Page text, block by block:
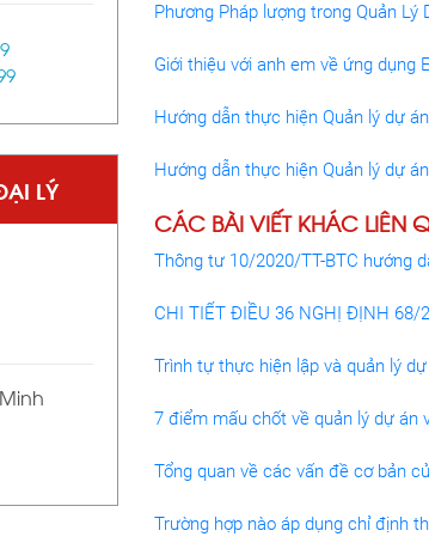
LÝ
Phương Pháp lượng trong Quản Lý
Giới thiệu với anh em về ứng dụng
Hướng dẫn thực hiện Quản lý dự
Hướng dẫn thực hiện Quản lý dự
CÁC BÀI VIẾT KHÁC LIÊN
Thông tư 10/2020/TT-BTC hướng
CHI TIẾT ĐIỀU 36 NGHỊ ĐỊNH 68/
Trình tự thực hiện lập và quản lý
7 điểm mấu chốt về quản lý dự án
Tổng quan về các vấn đề cơ bản
Trường hợp nào áp dụng chỉ định